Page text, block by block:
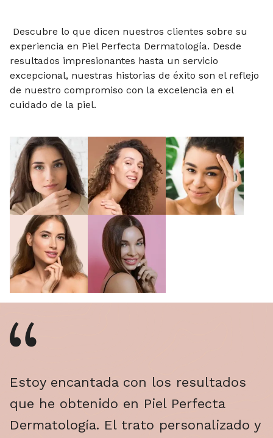
Descubre lo que dicen nuestros clientes sobre su
experiencia en Piel Perfecta Dermatología. Desde
resultados impresionantes hasta un servicio
excepcional, nuestras historias de éxito son el reflejo
de nuestro compromiso con la excelencia en el
cuidado de la piel.
Estoy encantada con los resultados
que he obtenido en Piel Perfecta
Dermatología. El trato personalizado y